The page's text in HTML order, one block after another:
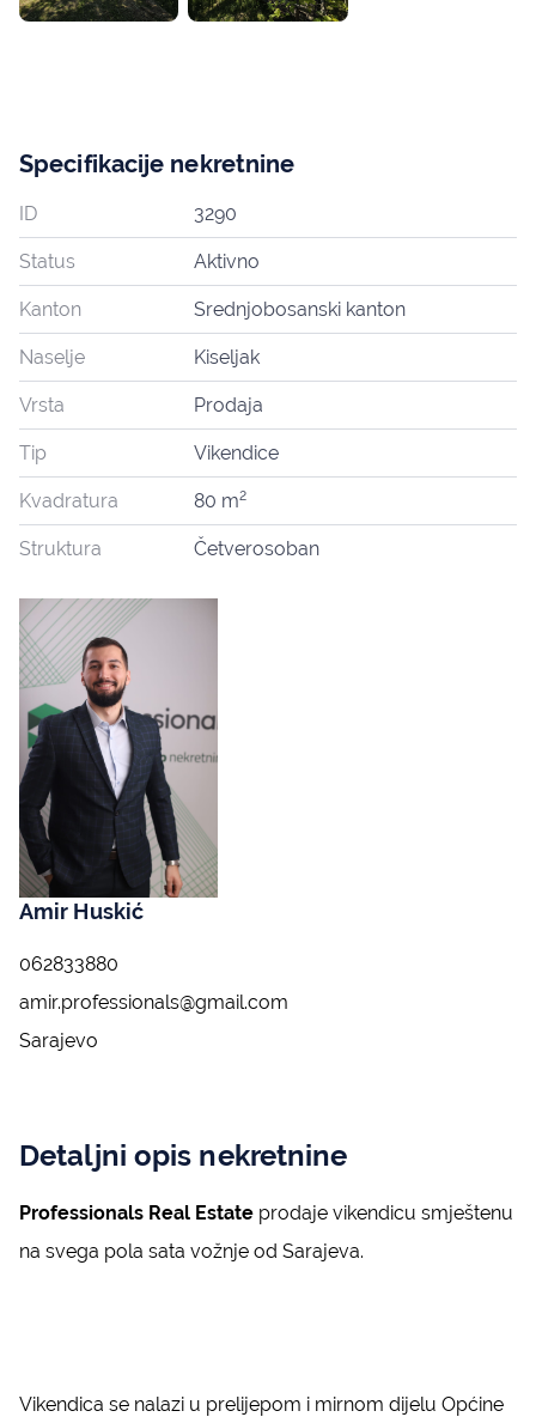
Specifikacije nekretnine
ID 3290
Status Aktivno
Kanton Srednjobosanski kanton
Naselje Kiseljak
Vrsta Prodaja
Tip Vikendice
Kvadratura 80 m2
Struktura Četverosoban
Amir Huskić
062833880
amir.professionals@gmail.com
Sarajevo
Detaljni opis nekretnine
Professionals Real Estate prodaje vikendicu smještenu
na svega pola sata vožnje od Sarajeva.
Vikendica se nalazi u prelijepom i mirnom dijelu Općine